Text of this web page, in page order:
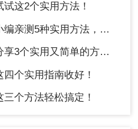
这2个实用方法！
实用方法，告别繁琐操作！
3个实用又简单的方法！
个实用指南收好！
个方法轻松搞定！